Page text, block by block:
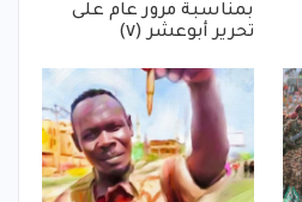
بمناسبة مرور عام على
تحرير أبوعشر (٧)